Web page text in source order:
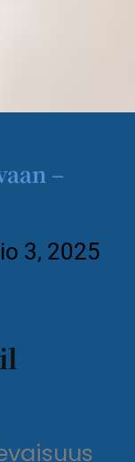
–
3, 2025